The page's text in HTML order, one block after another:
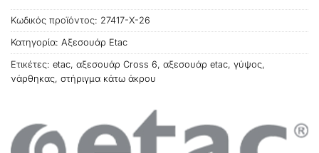
Κωδικός προϊόντος: 27417-Χ-26
Κατηγορία: Αξεσουάρ Etac
Ετικέτες: etac, αξεσουάρ Cross 6, αξεσουάρ etac, γύψος,
νάρθηκας, στήριγμα κάτω άκρου